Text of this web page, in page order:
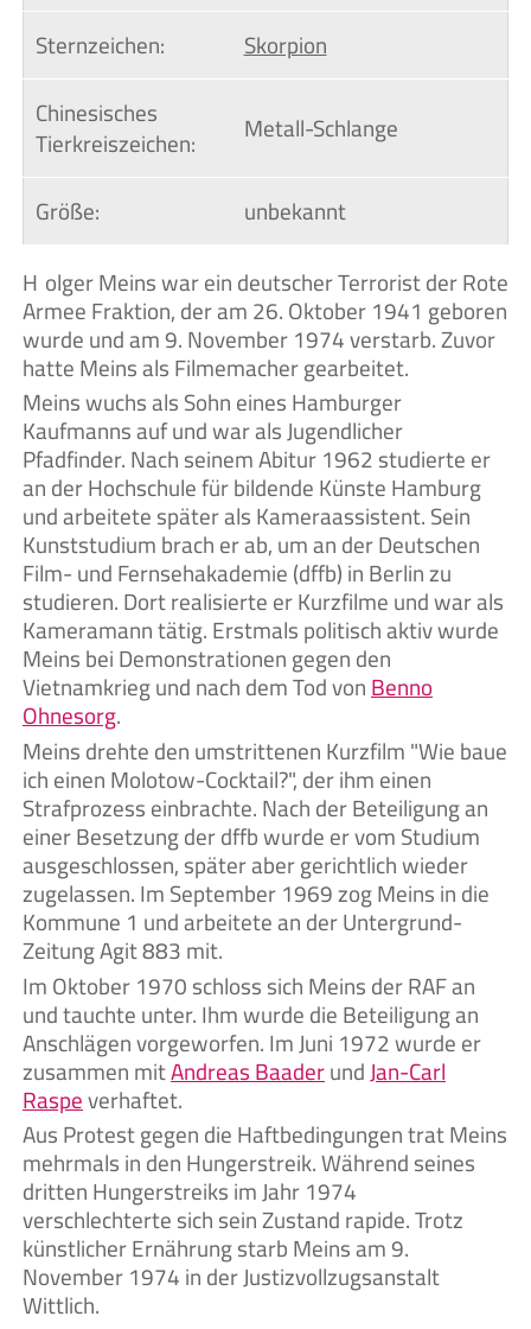
Sternzeichen:
Skorpion
Chinesisches
Tierkreiszeichen:
Metall-Schlange
Größe:
unbekannt
Holger Meins war ein deutscher Terrorist der Rote
Armee Fraktion, der am 26. Oktober 1941 geboren
wurde und am 9. November 1974 verstarb. Zuvor
hatte Meins als Filmemacher gearbeitet.
Meins wuchs als Sohn eines Hamburger
Kaufmanns auf und war als Jugendlicher
Pfadfinder. Nach seinem Abitur 1962 studierte er
an der Hochschule für bildende Künste Hamburg
und arbeitete später als Kameraassistent. Sein
Kunststudium brach er ab, um an der Deutschen
Film- und Fernsehakademie (dffb) in Berlin zu
studieren. Dort realisierte er Kurzfilme und war als
Kameramann tätig. Erstmals politisch aktiv wurde
Meins bei Demonstrationen gegen den
Vietnamkrieg und nach dem Tod vonBenno
Ohnesorg.
Meins drehte den umstrittenen Kurzfilm "Wie baue
ich einen Molotow-Cocktail?", der ihm einen
Strafprozess einbrachte. Nach der Beteiligung an
einer Besetzung der dffb wurde er vom Studium
ausgeschlossen, später aber gerichtlich wieder
zugelassen. Im September 1969 zog Meins in die
Kommune 1 und arbeitete an der Untergrund-
Zeitung Agit 883 mit.
Im Oktober 1970 schloss sich Meins der RAF an
und tauchte unter. Ihm wurde die Beteiligung an
Anschlägen vorgeworfen. Im Juni 1972 wurde er
zusammen mitAndreas BaaderundJan-Carl
Raspeverhaftet.
Aus Protest gegen die Haftbedingungen trat Meins
mehrmals in den Hungerstreik. Während seines
dritten Hungerstreiks im Jahr 1974
verschlechterte sich sein Zustand rapide. Trotz
künstlicher Ernährung starb Meins am 9.
November 1974 in der Justizvollzugsanstalt
Wittlich.